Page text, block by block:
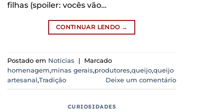
filhas (spoiler: vocês vão…
CONTINUAR LENDO →
Postado em Notícias |
Marcado
homenagem,minas gerais,produtores,queijo,queijo
artesanal,Tradição Deixe um comentário
CURIOSIDADES